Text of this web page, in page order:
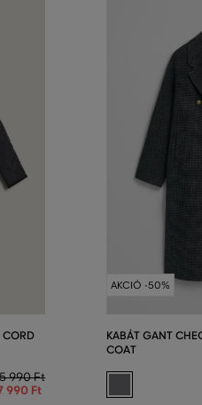
CORD
990 Ft
990 Ft
AKCIÓ -50%
KABÁT GANT
COAT